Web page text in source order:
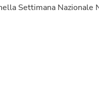
Settimana Nazionale